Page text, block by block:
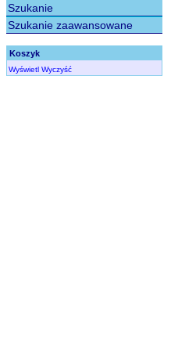
Szukanie
Szukanie zaawansowane
Koszyk
Wyświetl Wyczyść